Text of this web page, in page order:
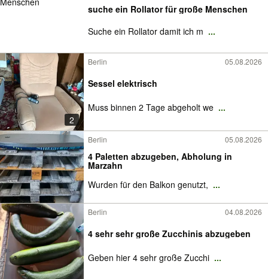
suche ein Rollator für große Menschen
Suche ein Rollator damit ich m ...
2
Berlin 05.08.2026
Sessel elektrisch
Muss binnen 2 Tage abgeholt we ...
Berlin 05.08.2026
4 Paletten abzugeben, Abholung in
Marzahn
Wurden für den Balkon genutzt, ...
Berlin 04.08.2026
4 sehr sehr große Zucchinis abzugeben
Geben hier 4 sehr große Zucchi ...